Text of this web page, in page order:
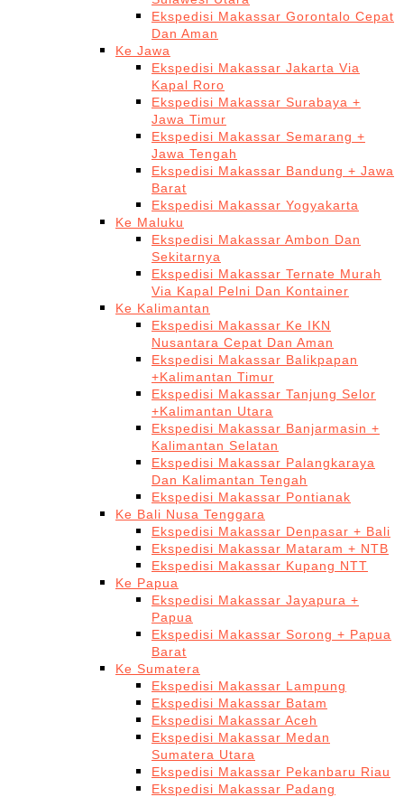
Ekspedisi Makassar Gorontalo Cepat
Dan Aman
Ke Jawa
Ekspedisi Makassar Jakarta Via
Kapal Roro
Ekspedisi Makassar Surabaya +
Jawa Timur
Ekspedisi Makassar Semarang +
Jawa Tengah
Ekspedisi Makassar Bandung + Jawa
Barat
Ekspedisi Makassar Yogyakarta
Ke Maluku
Ekspedisi Makassar Ambon Dan
Sekitarnya
Ekspedisi Makassar Ternate Murah
Via Kapal Pelni Dan Kontainer
Ke Kalimantan
Ekspedisi Makassar Ke IKN
Nusantara Cepat Dan Aman
Ekspedisi Makassar Balikpapan
+Kalimantan Timur
Ekspedisi Makassar Tanjung Selor
+Kalimantan Utara
Ekspedisi Makassar Banjarmasin +
Kalimantan Selatan
Ekspedisi Makassar Palangkaraya
Dan Kalimantan Tengah
Ekspedisi Makassar Pontianak
Ke Bali Nusa Tenggara
Ekspedisi Makassar Denpasar + Bali
Ekspedisi Makassar Mataram + NTB
Ekspedisi Makassar Kupang NTT
Ke Papua
Ekspedisi Makassar Jayapura +
Papua
Ekspedisi Makassar Sorong + Papua
Barat
Ke Sumatera
Ekspedisi Makassar Lampung
Ekspedisi Makassar Batam
Ekspedisi Makassar Aceh
Ekspedisi Makassar Medan
Sumatera Utara
Ekspedisi Makassar Pekanbaru Riau
Ekspedisi Makassar Padang